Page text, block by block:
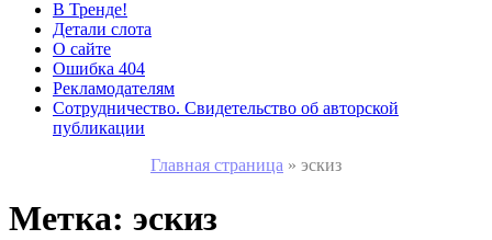
В Тренде!
Детали слота
О сайте
Ошибка 404
Рекламодателям
Сотрудничество. Свидетельство об авторской
публикации
Главная страница » эскиз
Метка: эскиз